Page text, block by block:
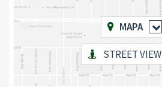
MAPA
STREET VIEW